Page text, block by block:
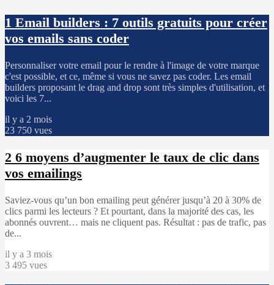
1 Email builders : 7 outils gratuits pour créer
vos emails sans coder
Personnaliser votre email pour le rendre à l'image de votre marque
c'est possible, et ce, même si vous ne savez pas coder. Les email
builders proposant le drag and drop sont très simples d'utilisation, et
voici les 7...
il y a 2 mois
23 750 vues
2 6 moyens d’augmenter le taux de clic dans
vos emailings
Saviez-vous qu’un bon emailing peut générer jusqu’à 20 à 30% de
clics parmi les lecteurs ? Et pourtant, dans la majorité des cas, les
abonnés ouvrent… mais ne cliquent pas. Résultat : pas de trafic, pas
de...
il y a 3 mois
3 495 vues